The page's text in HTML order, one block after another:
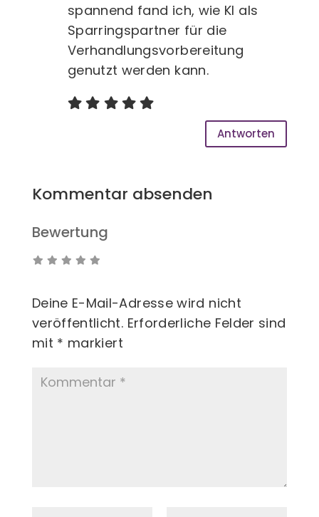
spannend fand ich, wie KI als
Sparringspartner für die
Verhandlungsvorbereitung
genutzt werden kann.
Antworten
Kommentar absenden
Deine E-Mail-Adresse wird nicht
veröffentlicht. Erforderliche Felder sind
mit * markiert
Bewertung